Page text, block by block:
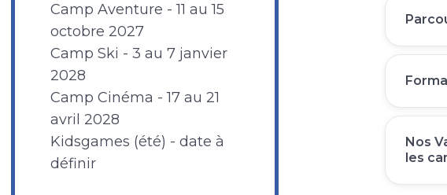
Camp Aventure - 11 au 15
octobre 2027
Camp Ski - 3 au 7 janvier
2028
Camp Cinéma - 17 au 21
avril 2028
Kidsgames (été) - date à
définir
Nos
les